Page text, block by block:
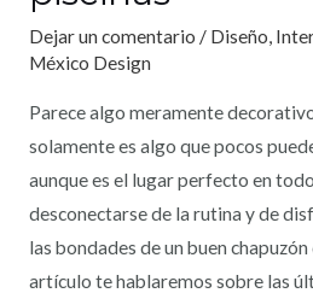
Dejar un comentario / Diseño,
México Design
Parece algo meramente
solamente es algo que pocos
aunque es el lugar perfecto en
desconectarse de la rutina y de
las bondades de un buen
artículo te hablaremos sobre las